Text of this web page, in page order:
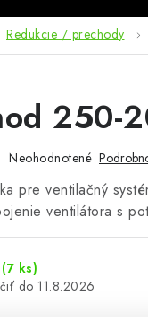
Redukcie / prechody
250-
Neohodnotené
pre ventilačný
ventilátora s
(7 ks)
11.8.2026